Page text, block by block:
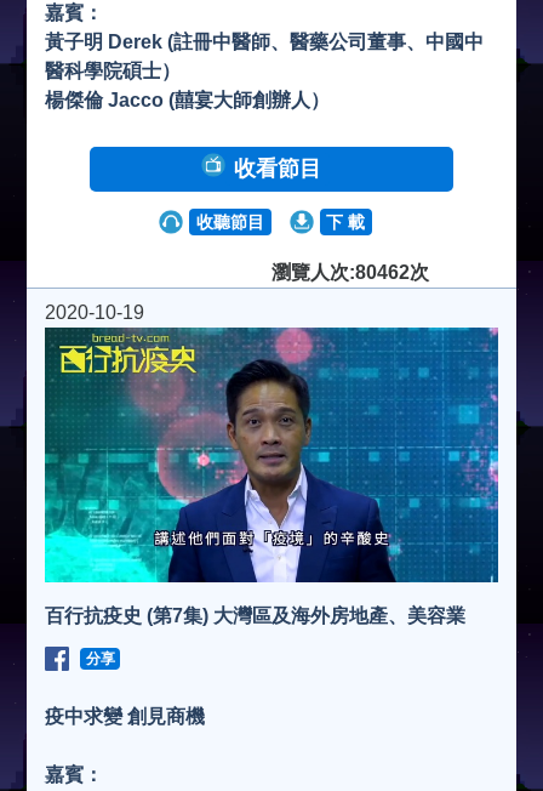
嘉賓：
黃子明 Derek (註冊中醫師、醫藥公司董事、中國中
醫科學院碩士）
楊傑倫 Jacco (囍宴大師創辦人）
收看節目
收聽節目 下 載
瀏覽人次:80462次
2020-10-19
百行抗疫史 (第7集) 大灣區及海外房地產、美容業
分享
疫中求變 創見商機
嘉賓：